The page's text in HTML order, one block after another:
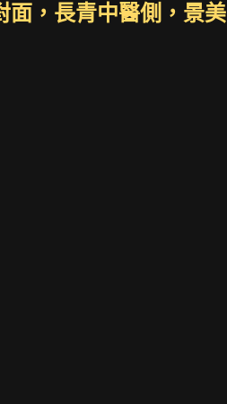
面，長青中醫側，景美